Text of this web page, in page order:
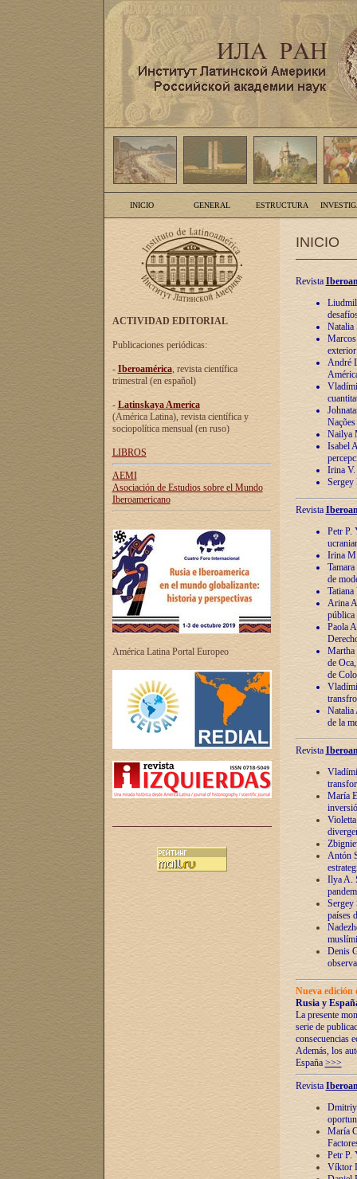
INICIO GENERAL ESTRUCTURA
ACTIVIDAD EDITORIAL
Publicaciones periódicas:
- Iberoamérica, revista científica
trimestral (en español)
- Latinskaya America
(América Latina), revista científica y
sociopolítica mensual (en ruso)
LIBROS
AEMI
Asociación de Estudios sobre el Mundo
Iberoamericano
América Latina Portal Europeo
INICIO
Revista
Natalia
André
Nailya
Isabel
Irina V.
Sergey
Revista
Petr P.
Irina
de
Arina
pública
Paola
Martha
de
de
Natalia
de la
Revista
María
Antón
Ilya A.
Sergey
países
Denis
Nueva
Rusia y
La presente
serie de
consecuencias
Además, los
España >>>
Revista
Dmitriy
María
Petr P.
Víktor